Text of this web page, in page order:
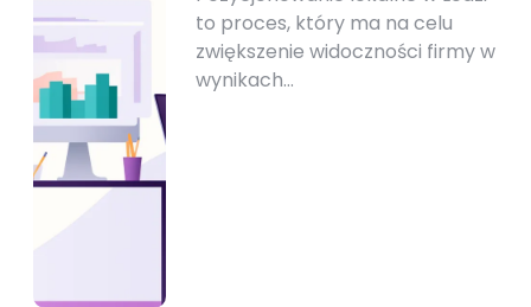
to proces, który ma na celu
zwiększenie widoczności firmy w
wynikach…